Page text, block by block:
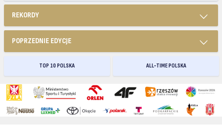
REKORDY
POPRZEDNIE EDYCJE
TOP 10 POLSKA ALL-TIME POLSKA